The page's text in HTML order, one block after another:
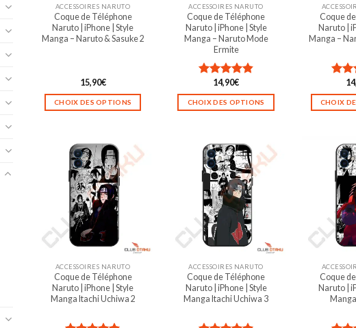
la
page
du
la
page
produit
ACCESSOIRES NARUTO
Coque de Téléphone
Naruto | iPhone | Style
Manga – Naruto & Sasuke 2
15,90€
CHOIX DES OPTIONS
a
plusieurs
variations.
Les
options
peuvent
être
choisies
la
page
du
ACCESSOIRES NARUTO
Coque de Téléphone
Naruto | iPhone | Style
Manga – Naruto Mode
Ermite
Note4.86
sur 5
14,90€
CHOIX DES OPTIONS
a
plusieurs
variations.
Les
options
peuvent
être
choisies
la
page
du
Coque
Naruto |
Manga –
Note
sur 5
CHOIX
ACCESSOIRES NARUTO
Coque de Téléphone
Naruto | iPhone | Style
Manga Itachi Uchiwa 2
ACCESSOIRES NARUTO
Coque de Téléphone
Naruto | iPhone | Style
Manga Itachi Uchiwa 3
Coque
Naruto |